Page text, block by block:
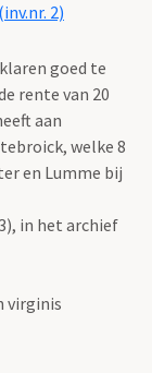
2)
goed te
rente van 20
aan
welke 8
en Lumme bij
in het archief
virginis